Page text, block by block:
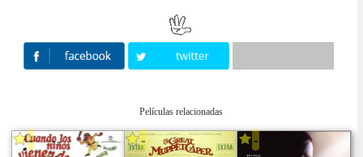
Películas relacionadas
- - -